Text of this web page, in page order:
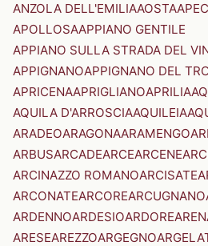
ANZOLA DELL'EMILIAAOSTA
APOLLOSAAPPIANO GENTILE
APPIANO SULLA STRADA DEL
APPIGNANOAPPIGNANO DEL
APRICENAAPRIGLIANOAPRILIA
AQUILA D'ARROSCIAAQUILEIA
ARADEOARAGONAARAMENGO
ARBUSARCADEARCEARCENE
ARCINAZZO ROMANOARCISATE
ARCONATEARCOREARCUGNANO
ARDENNOARDESIOARDORE
ARESEAREZZOARGEGNO